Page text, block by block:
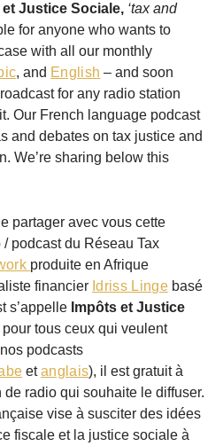
et Justice Sociale, ‘tax and
for anyone who wants to
with all our monthly
, and English – and soon
for any radio station
Our French language podcast
and debates on tax justice and
We’re sharing below this
partager avec vous cette
podcast du Réseau Tax
produite en Afrique
financier Idriss Lingebasé
s’appelle Impôts et Justice
tous ceux qui veulent
podcasts
etanglais), il est gratuit à
radio qui souhaite le diffuser.
vise à susciter des idées
fiscale et la justice sociale à